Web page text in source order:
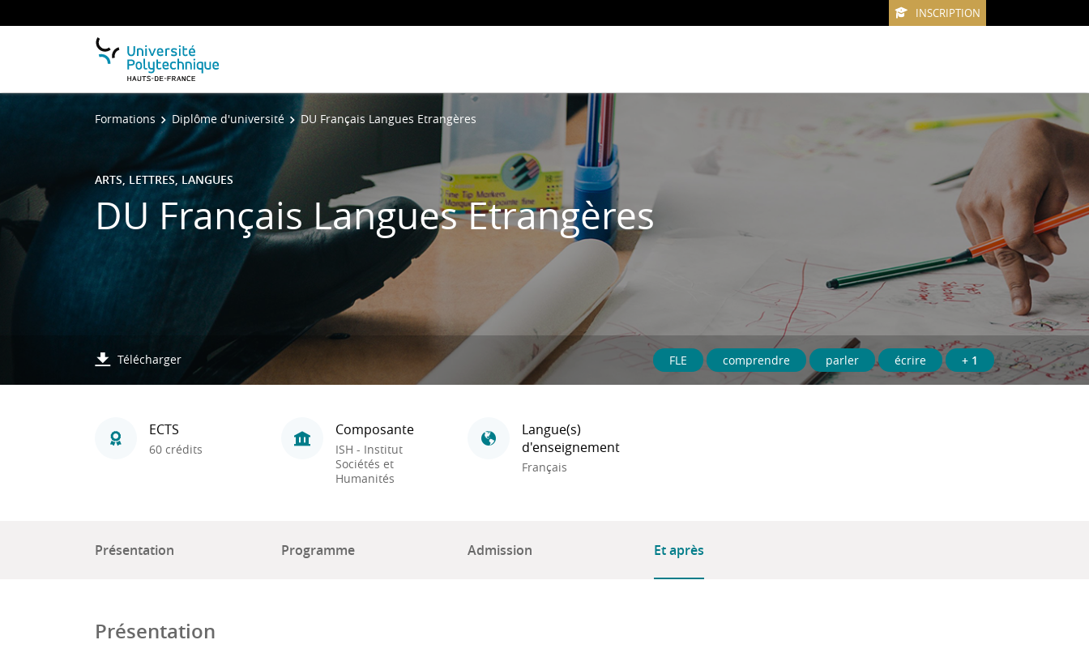
INSCRIPTION
Formations Diplôme d'université DU Français Langues Etrangères
ARTS, LETTRES, LANGUES
DU Français Langues Etrangères
Télécharger FLE comprendre parler écrire + 1
ECTS
60 crédits
Composante
ISH - Institut
Sociétés et
Humanités
Langue(s)
d'enseignement
Français
Présentation Programme Admission Et après
Présentation